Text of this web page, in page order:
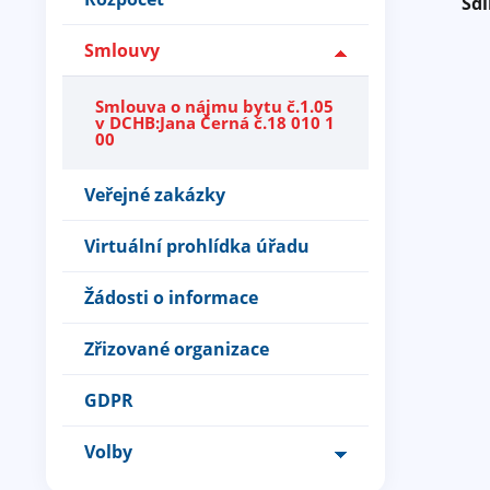
Smlouvy
Smlouva o nájmu bytu č.1.05
v DCHB:Jana Černá č.18 010 1
00
Veřejné zakázky
Virtuální prohlídka úřadu
Žádosti o informace
Zřizované organizace
GDPR
Volby